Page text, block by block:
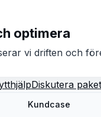
optimera
vi driften och
Diskutera
Kundcase